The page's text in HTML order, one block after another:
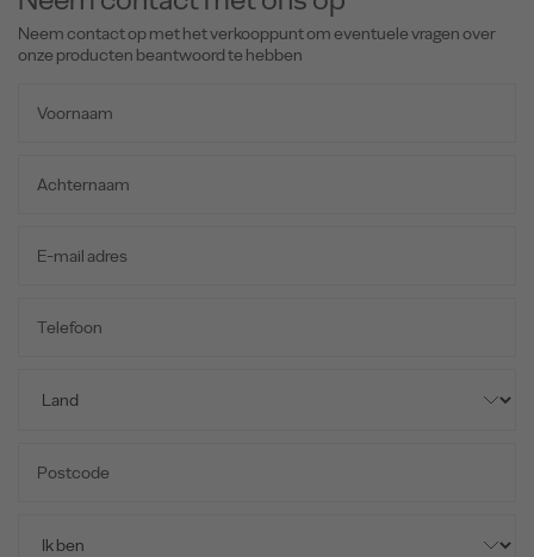
Neem contact op met het verkooppunt om eventuele vragen over
onze producten beantwoord te hebben